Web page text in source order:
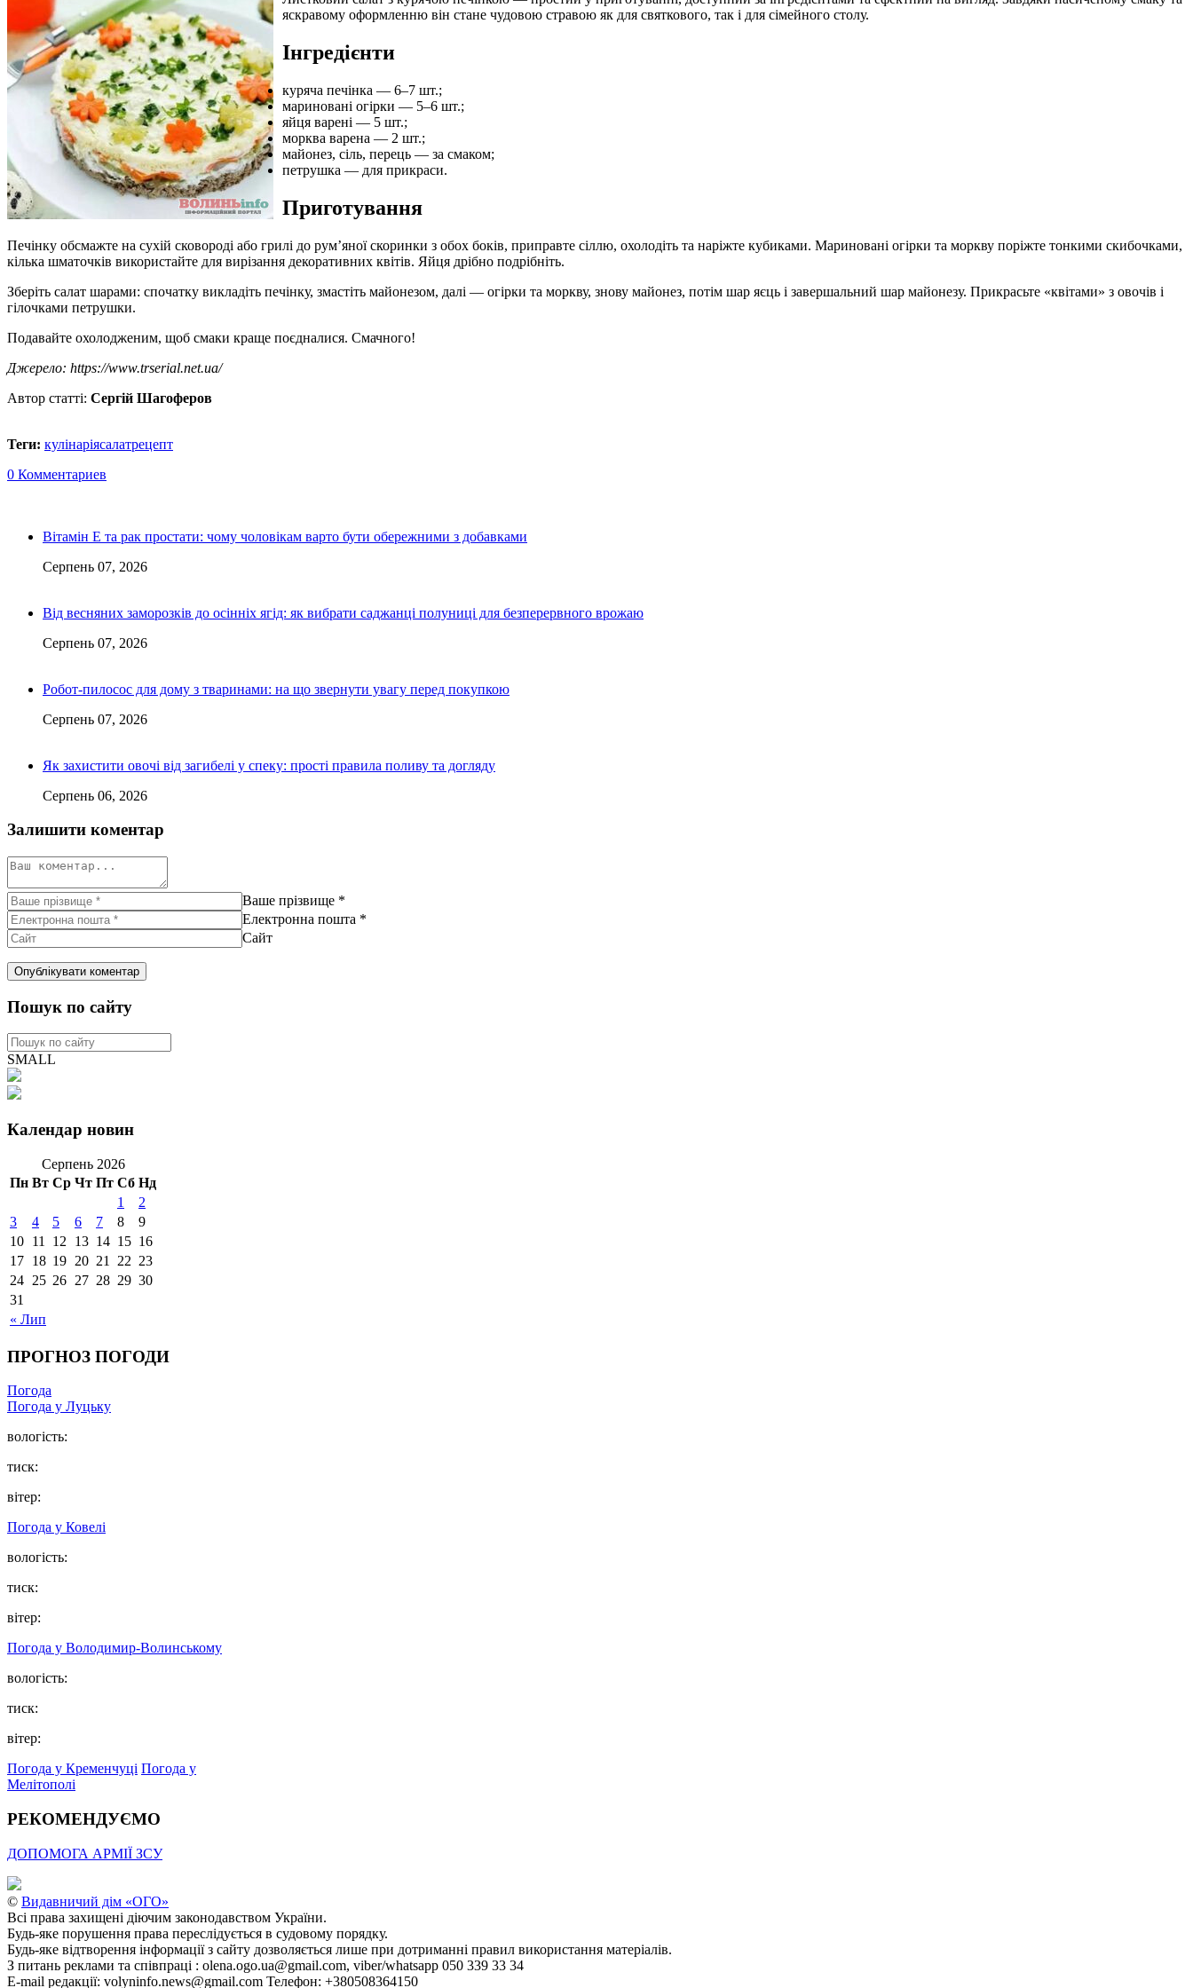
яскравому оформленню він стане чудовою стравою як для святкового, так і для сімейного столу.
Інгредієнти
куряча печінка — 6–7 шт.;
мариновані огірки — 5–6 шт.;
яйця варені — 5 шт.;
морква варена — 2 шт.;
майонез, сіль, перець — за смаком;
петрушка — для прикраси.
Приготування
Печінку обсмажте на сухій сковороді або грилі до рум’яної скоринки з обох боків, приправте сіллю, охолодіть та наріжте кубиками. Мариновані огірки та моркву поріжте тонкими скибочками,
кілька шматочків використайте для вирізання декоративних квітів. Яйця дрібно подрібніть.
Зберіть салат шарами: спочатку викладіть печінку, змастіть майонезом, далі — огірки та моркву, знову майонез, потім шар яєць і завершальний шар майонезу. Прикрасьте «квітами» з овочів і
гілочками петрушки.
Подавайте охолодженим, щоб смаки краще поєдналися. Смачного!
Джерело: https://www.trserial.net.ua/
Автор статті: Сергій Шагоферов
Теги: кулінаріясалатрецепт
0 Комментариев
Вітамін Е та рак простати: чому чоловікам варто бути обережними з добавками
Серпень 07, 2026
Від весняних заморозків до осінніх ягід: як вибрати саджанці полуниці для безперервного врожаю
Серпень 07, 2026
Робот-пилосос для дому з тваринами: на що звернути увагу перед покупкою
Серпень 07, 2026
Як захистити овочі від загибелі у спеку: прості правила поливу та догляду
Серпень 06, 2026
Залишити коментар
Ваше прізвище *
Електронна пошта *
Сайт
Пошук по сайту
SMALL
Календар новин
Серпень 2026
Пн Вт Ср Чт Пт Сб Нд
« Лип
1
2
3
4 5 6 7 8
9
10 11 12 13 14 15 16
17 18 19 20 21 22 23
24 25 26 27 28 29 30
31
ПРОГНОЗ ПОГОДИ
Погода
Погода у Луцьку
вологість:
тиск:
вітер:
Погода у Ковелі
вологість:
тиск:
вітер:
Погода у Володимир-Волинському
вологість:
тиск:
вітер:
Погода у Кременчуці Погода у
Мелітополі
РЕКОМЕНДУЄМО
ДОПОМОГА АРМІЇ ЗСУ
© Видавничий дім «ОГО»
Всі права захищені діючим законодавством України.
Будь-яке порушення права переслідується в судовому порядку.
Будь-яке відтворення інформації з сайту дозволяється лише при дотриманні правил використання матеріалів.
З питань реклами та співпраці : olena.ogo.ua@gmail.com, viber/whatsapp 050 339 33 34
E-mail редакції: volyninfo.news@gmail.com Телефон: +380508364150